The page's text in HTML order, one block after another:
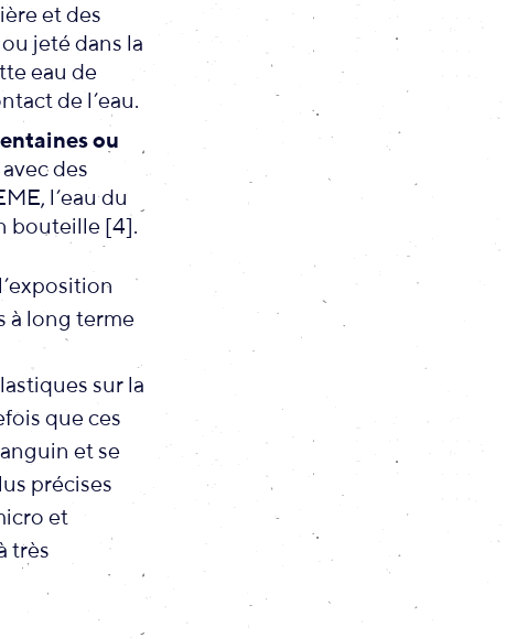
et des
jeté dans la
eau de
de l’eau.
ou
des
l’eau du
bouteille [4].
à long terme
sur la
que ces
et se
précises
et
très